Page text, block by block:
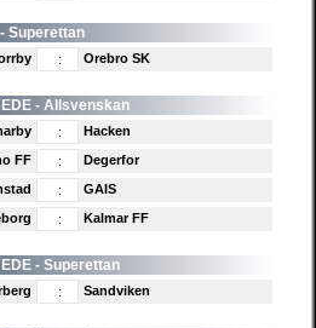
- Superettan
: Orebro SK
- Allsvenskan
:
Hacken
FF :
Degerfor
:
GAIS
: Kalmar FF
- Superettan
: Sandviken